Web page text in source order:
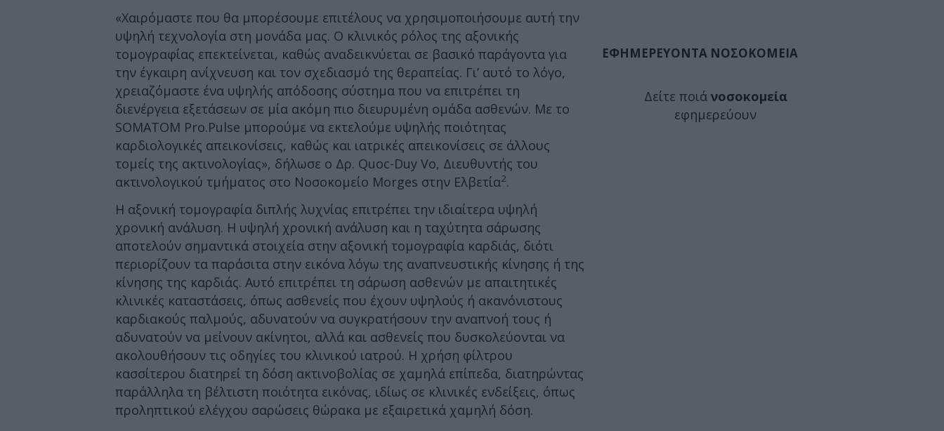
«Χαιρόμαστε που θα μπορέσουμε επιτέλους να χρησιμοποιήσουμε αυτή την
υψηλή τεχνολογία στη μονάδα μας. Ο κλινικός ρόλος της αξονικής
τομογραφίας επεκτείνεται, καθώς αναδεικνύεται σε βασικό παράγοντα για
την έγκαιρη ανίχνευση και τον σχεδιασμό της θεραπείας. Γι’ αυτό το λόγο,
χρειαζόμαστε ένα υψηλής απόδοσης σύστημα που να επιτρέπει τη
διενέργεια εξετάσεων σε μία ακόμη πιο διευρυμένη ομάδα ασθενών. Με το
SOMATOM Pro.Pulse μπορούμε να εκτελούμε υψηλής ποιότητας
καρδιολογικές απεικονίσεις, καθώς και ιατρικές απεικονίσεις σε άλλους
τομείς της ακτινολογίας», δήλωσε ο Δρ. Quoc-Duy Vo, Διευθυντής του
ακτινολογικού τμήματος στο Νοσοκομείο Morges στην Ελβετία2.
Η αξονική τομογραφία διπλής λυχνίας επιτρέπει την ιδιαίτερα υψηλή
χρονική ανάλυση. Η υψηλή χρονική ανάλυση και η ταχύτητα σάρωσης
αποτελούν σημαντικά στοιχεία στην αξονική τομογραφία καρδιάς, διότι
περιορίζουν τα παράσιτα στην εικόνα λόγω της αναπνευστικής κίνησης ή της
κίνησης της καρδιάς. Αυτό επιτρέπει τη σάρωση ασθενών με απαιτητικές
κλινικές καταστάσεις, όπως ασθενείς που έχουν υψηλούς ή ακανόνιστους
καρδιακούς παλμούς, αδυνατούν να συγκρατήσουν την αναπνοή τους ή
αδυνατούν να μείνουν ακίνητοι, αλλά και ασθενείς που δυσκολεύονται να
ακολουθήσουν τις οδηγίες του κλινικού ιατρού. Η χρήση φίλτρου
κασσίτερου διατηρεί τη δόση ακτινοβολίας σε χαμηλά επίπεδα, διατηρώντας
παράλληλα τη βέλτιστη ποιότητα εικόνας, ιδίως σε κλινικές ενδείξεις, όπως
προληπτικού ελέγχου σαρώσεις θώρακα με εξαιρετικά χαμηλή δόση.
ΕΦΗΜΕΡΕΥΟΝΤΑ ΝΟΣΟΚΟΜΕΙΑ
Δείτε ποιά νοσοκομεία
εφημερεύουν